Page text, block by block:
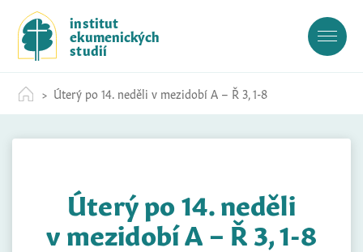
c
institut
ekumenických
studií
Úterý po 14. neděli v mezidobí A – Ř 3, 1-8
Úterý po 14. neděli
v mezidobí A – Ř 3, 1-8